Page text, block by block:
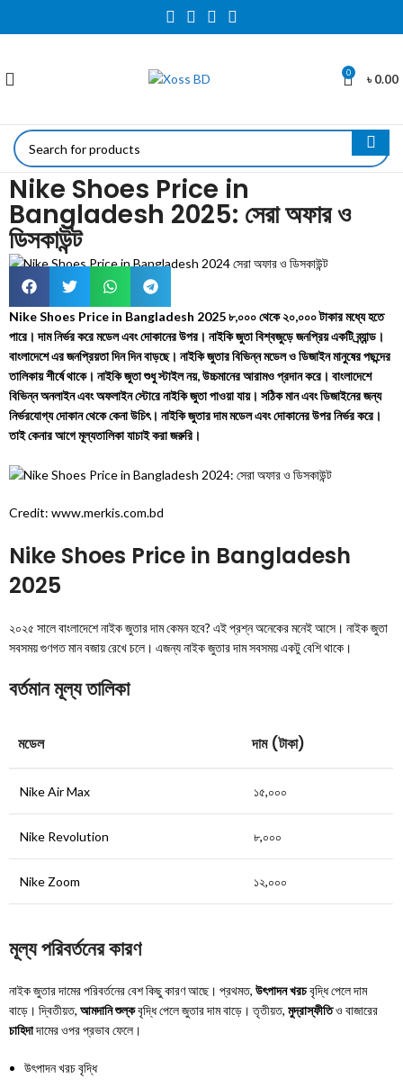
0 ৳0.00
Nike Shoes Price in
Bangladesh 2025: সেরা অফার ও
ডিসকাউন্ট
Nike Shoes Price in Bangladesh 2025 ৮,০০০ থেকে ২০,০০০ টাকার মধ্যে হতে
পারে। দাম নির্ভর করে মডেল এবং দোকানের উপর। নাইকি জুতা বিশ্বজুড়ে জনপ্রিয় একটি ব্র্যান্ড।
বাংলাদেশে এর জনপ্রিয়তা দিন দিন বাড়ছে। নাইকি জুতার বিভিন্ন মডেল ও ডিজাইন মানুষের পছন্দের
তালিকায় শীর্ষে থাকে। নাইকি জুতা শুধু স্টাইল নয়, উচ্চমানের আরামও প্রদান করে। বাংলাদেশে
বিভিন্ন অনলাইন এবং অফলাইন স্টোরে নাইকি জুতা পাওয়া যায়। সঠিক মান এবং ডিজাইনের জন্য
নির্ভরযোগ্য দোকান থেকে কেনা উচিৎ। নাইকি জুতার দাম মডেল এবং দোকানের উপর নির্ভর করে।
তাই কেনার আগে মূল্যতালিকা যাচাই করা জরুরি।
Credit: www.merkis.com.bd
Nike Shoes Price in Bangladesh
2025
২০২৫ সালে বাংলাদেশে নাইক জুতার দাম কেমন হবে? এই প্রশ্ন অনেকের মনেই আসে। নাইক জুতা
সবসময় গুণগত মান বজায় রেখে চলে। এজন্য নাইক জুতার দাম সবসময় একটু বেশি থাকে।
বর্তমান মূল্য তালিকা
মডেল দাম (টাকা)
Nike Air Max ১৫,০০০
Nike Revolution ৮,০০০
Nike Zoom ১২,০০০
মূল্য পরিবর্তনের কারণ
নাইক জুতার দামের পরিবর্তনের বেশ কিছু কারণ আছে। প্রথমত,উৎপাদন খরচবৃদ্ধি পেলে দাম
বাড়ে। দ্বিতীয়ত,আমদানি শুল্কবৃদ্ধি পেলে জুতার দাম বাড়ে। তৃতীয়ত,মুদ্রাস্ফীতিও বাজারের
চাহিদাদামের ওপর প্রভাব ফেলে।
উৎপাদন খরচ বৃদ্ধি